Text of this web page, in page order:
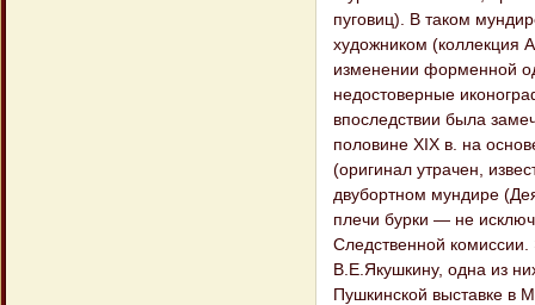
пуговиц). В таком
художником (коллекция
изменении форменной
недостоверные
впоследствии была
половине XIX в. на
(оригинал утрачен,
двубортном мундире
плечи бурки — не
Следственной
В.Е.Якушкину, одна из
Пушкинской выставке в